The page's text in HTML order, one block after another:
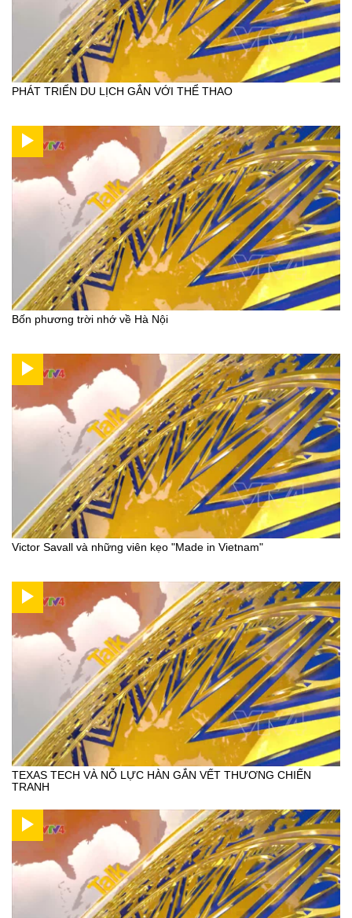
PHÁT TRIỂN DU LỊCH GẮN VỚI THỂ THAO
Bốn phương trời nhớ về Hà Nội
Victor Savall và những viên kẹo "Made in Vietnam"
TEXAS TECH VÀ NỖ LỰC HÀN GẮN VẾT THƯƠNG CHIẾN
TRANH